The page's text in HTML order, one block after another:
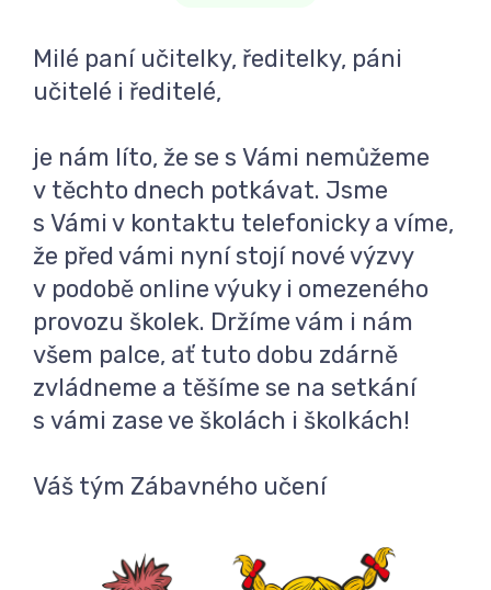
Milé paní učitelky, ředitelky, páni
učitelé i ředitelé,
je nám líto, že se s Vámi nemůžeme
v těchto dnech potkávat. Jsme
s Vámi v kontaktu telefonicky a víme,
že před vámi nyní stojí nové výzvy
v podobě online výuky i omezeného
provozu školek. Držíme vám i nám
všem palce, ať tuto dobu zdárně
zvládneme a těšíme se na setkání
s vámi zase ve školách i školkách!
Váš tým Zábavného učení